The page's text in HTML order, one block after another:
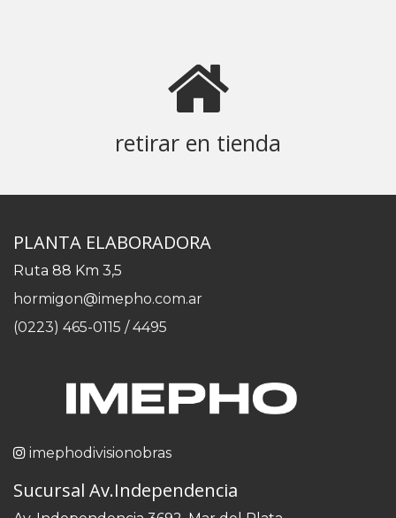
retirar en tienda
PLANTA ELABORADORA
Ruta 88 Km 3,5
hormigon@imepho.com.ar
(0223) 465-0115 / 4495
imephodivisionobras
Sucursal Av.Independencia